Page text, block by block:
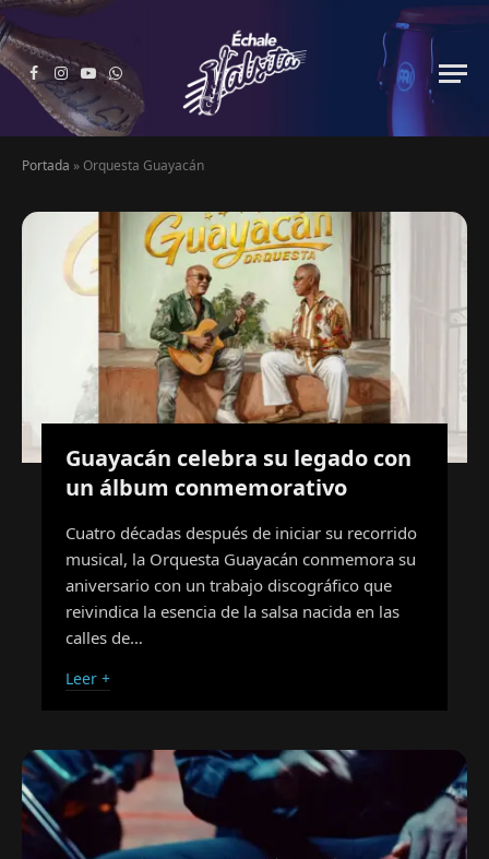
Facebook
Instagram
YouTubeWhatsApp
Portada » Orquesta Guayacán
Guayacán celebra su legado con
un álbum conmemorativo
Cuatro décadas después de iniciar su recorrido
musical, la Orquesta Guayacán conmemora su
aniversario con un trabajo discográfico que
reivindica la esencia de la salsa nacida en las
calles de…
Leer +